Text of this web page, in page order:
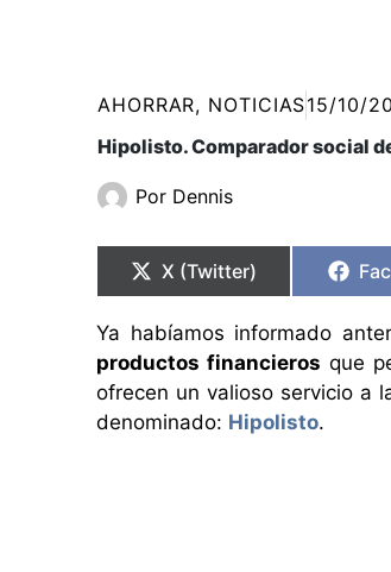
AHORRAR, NOTICIAS15/10/
Hipolisto. Comparador social
Por Dennis
en
X (Twitter)
en
Ya habíamos informado
productos financieros que
ofrecen un valioso servicio a
denominado: Hipolisto.
en
en